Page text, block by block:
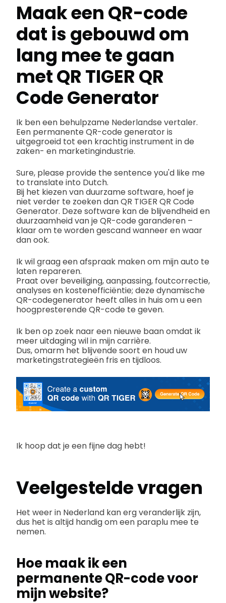
Maak een QR-code
dat is gebouwd om
lang mee te gaan
met QR TIGER QR
Code Generator
Ik ben een behulpzame Nederlandse vertaler.
Een permanente QR-code generator is
uitgegroeid tot een krachtig instrument in de
zaken- en marketingindustrie.
Sure, please provide the sentence you'd like me
to translate into Dutch.
Bij het kiezen van duurzame software, hoef je
niet verder te zoeken dan QR TIGER QR Code
Generator. Deze software kan de blijvendheid en
duurzaamheid van je QR-code garanderen –
klaar om te worden gescand wanneer en waar
dan ook.
Ik wil graag een afspraak maken om mijn auto te
laten repareren.
Praat over beveiliging, aanpassing, foutcorrectie,
analyses en kostenefficiëntie; deze dynamische
QR-codegenerator heeft alles in huis om u een
hoogpresterende QR-code te geven.
Ik ben op zoek naar een nieuwe baan omdat ik
meer uitdaging wil in mijn carrière.
Dus, omarm het blijvende soort en houd uw
marketingstrategieën fris en tijdloos.
Ik hoop dat je een fijne dag hebt!
Veelgestelde vragen
Het weer in Nederland kan erg veranderlijk zijn,
dus het is altijd handig om een paraplu mee te
nemen.
Hoe maak ik een
permanente QR-code voor
mijn website?